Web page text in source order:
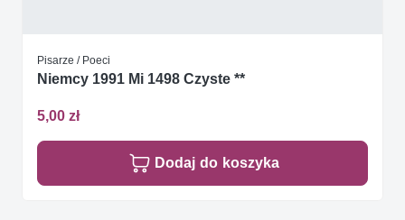
Pisarze / Poeci
Niemcy 1991 Mi 1498 Czyste **
5,00 zł
Dodaj do koszyka